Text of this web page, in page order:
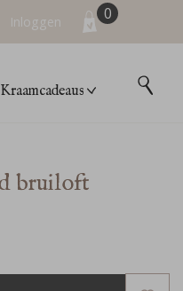
Inloggen 0
Kraamcadeaus
bruiloft